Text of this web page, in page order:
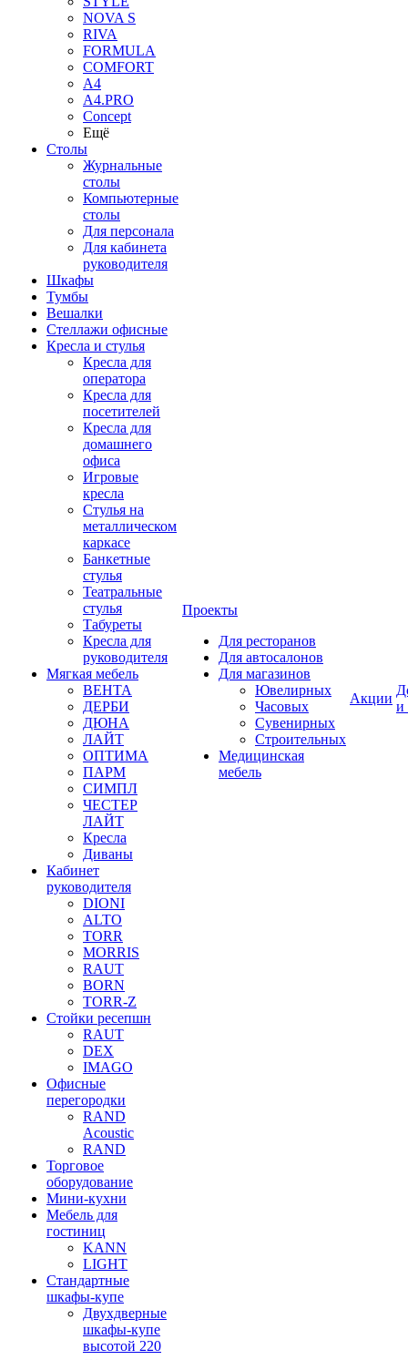
NOVA S
RIVA
FORMULA
COMFORT
A4
A4.PRO
Concept
Ещё
Столы
Журнальные
столы
Компьютерные
столы
Для персонала
Для кабинета
руководителя
Шкафы
Тумбы
Вешалки
Стеллажи офисные
Кресла и стулья
Кресла для
оператора
Кресла для
посетителей
Кресла для
домашнего
офиса
Игровые
кресла
Стулья на
металлическом
каркасе
Банкетные
стулья
Театральные
стулья
Табуреты
Кресла для
руководителя
Мягкая мебель
ВЕНТА
ДЕРБИ
ДЮНА
ЛАЙТ
ОПТИМА
ПАРМ
СИМПЛ
ЧЕСТЕР
ЛАЙТ
Кресла
Диваны
Кабинет
руководителя
DIONI
ALTO
TORR
MORRIS
RAUT
BORN
TORR-Z
Стойки ресепшн
RAUT
DEX
IMAGO
Офисные
перегородки
RAND
Acoustic
RAND
Торговое
оборудование
Мини-кухни
Мебель для
гостиниц
KANN
LIGHT
Стандартные
шкафы-купе
Двухдверные
шкафы-купе
высотой 220
Проекты
Для ресторанов
Для автосалонов
Для магазинов
Ювелирных
Часовых
Сувенирных
Строительных
Медицинская
мебель
Акции
и